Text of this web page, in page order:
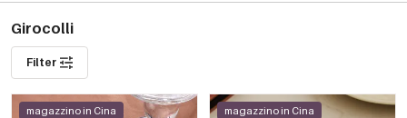
Girocolli
Filter
magazzino in Cina magazzino in Cina